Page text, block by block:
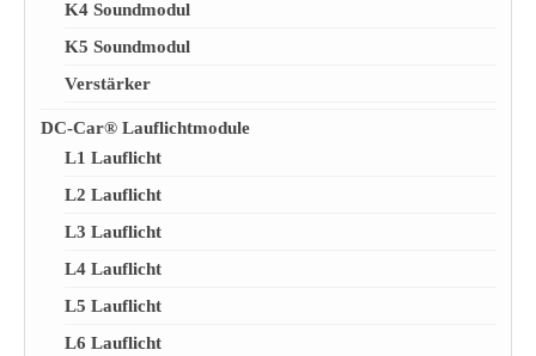
K4 Soundmodul
K5 Soundmodul
Verstärker
DC-Car® Lauflichtmodule
L1 Lauflicht
L2 Lauflicht
L3 Lauflicht
L4 Lauflicht
L5 Lauflicht
L6 Lauflicht